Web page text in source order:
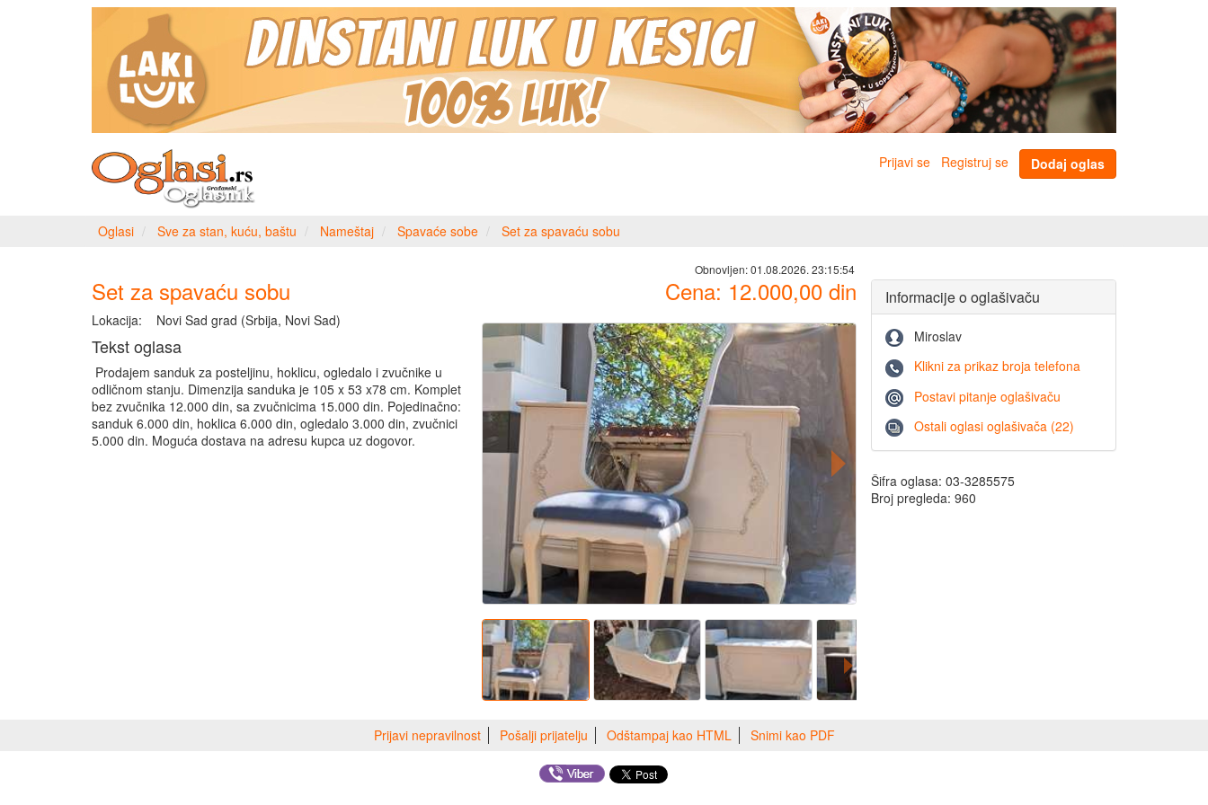
Prijavi se Registruj se Dodaj oglas
Oglasi Sve za stan, kuću, baštu Nameštaj Spavaće sobe Set za spavaću sobu
Set za spavaću sobu
Lokacija: Novi Sad grad (Srbija, Novi Sad)
Tekst oglasa
Prodajem sanduk za posteljinu, hoklicu, ogledalo i zvučnike u
odličnom stanju. Dimenzija sanduka je 105 x 53 x78 cm. Komplet
bez zvučnika 12.000 din, sa zvučnicima 15.000 din. Pojedinačno:
sanduk 6.000 din, hoklica 6.000 din, ogledalo 3.000 din, zvučnici
5.000 din. Moguća dostava na adresu kupca uz dogovor.
Obnovljen:01.08.2026. 23:15:54
Cena: 12.000,00 din Informacije o oglašivaču
Miroslav
Klikni za prikaz broja telefona
Postavi pitanje oglašivaču
Ostali oglasi oglašivača (22)
Šifra oglasa: 03-3285575
Broj pregleda: 960
Prijavi nepravilnost Pošalji prijatelju Odštampaj kao HTML Snimi kao PDF